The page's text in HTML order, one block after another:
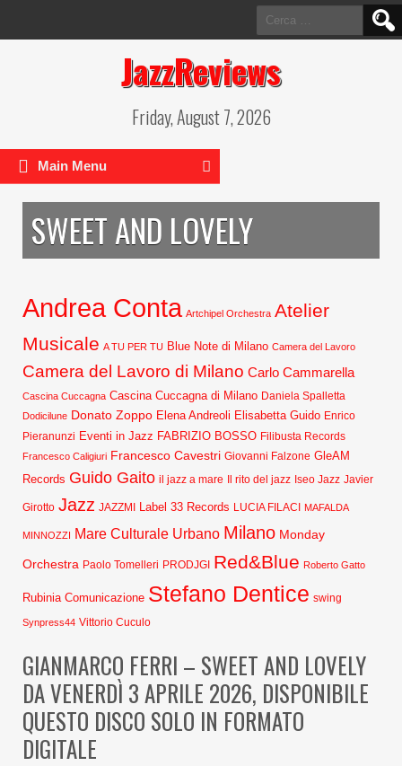
Ricerca
per:
JazzReviews
Friday, August 7, 2026
Main Menu
SWEET AND LOVELY
Andrea Conta Artchipel Orchestra Atelier
Musicale A TU PER TU Blue Note di Milano Camera del Lavoro
Camera del Lavoro di Milano Carlo Cammarella
Cascina Cuccagna Cascina Cuccagna di Milano Daniela Spalletta
Dodicilune Donato Zoppo Elena Andreoli Elisabetta Guido Enrico
Pieranunzi Eventi in Jazz FABRIZIO BOSSO Filibusta Records
Francesco Caligiuri Francesco Cavestri Giovanni Falzone GleAM
Records Guido Gaito il jazz a mare Il rito del jazz Iseo Jazz Javier
Girotto Jazz JAZZMI Label 33 Records LUCIA FILACI MAFALDA
MINNOZZI Mare Culturale Urbano Milano Monday
Orchestra Paolo Tomelleri PRODJGI Red&Blue Roberto Gatto
Rubinia Comunicazione Stefano Dentice swing
Synpress44 Vittorio Cuculo
GIANMARCO FERRI – SWEET AND LOVELY
DA VENERDÌ 3 APRILE 2026, DISPONIBILE
QUESTO DISCO SOLO IN FORMATO
DIGITALE